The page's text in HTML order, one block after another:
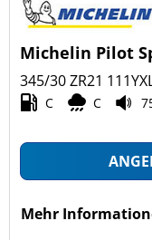
Michelin Pilot
345/30 ZR21 111Y
C C
Mehr